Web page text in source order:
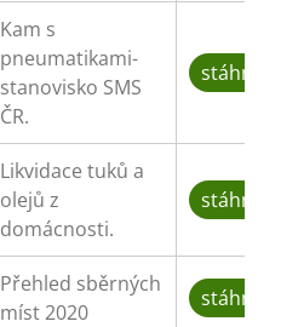
Kam s
pneumatikami-
stanovisko SMS
ČR.
Likvidace tuků a
olejů z
domácnosti.
Přehled sběrných
míst 2020